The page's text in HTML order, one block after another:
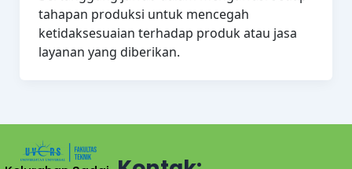
tahapan produksi untuk mencegah
ketidaksesuaian terhadap produk atau jasa
layanan yang diberikan.